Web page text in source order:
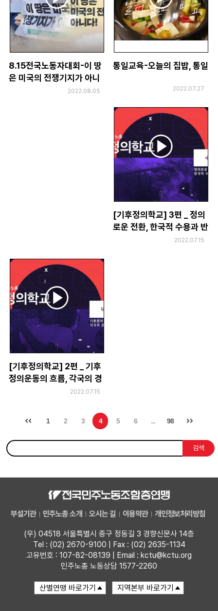
8.15전국노동자대회-이 땅
은 미국의 전쟁기지가 아니
2022.08.05
통일교육-오늘의 집밥, 통일
2022.07.27
[기후정의학교] 3편 _ 정의
로운 전환, 한국적 수용과 반
2022.07.15
[기후정의학교] 2편 _ 기후
정의운동의 흐름, 각국의 경
2022.07.15
1 2 3 4 5 6 ... 98
검색
부설기관 민주노총 소개 오시는 길 이용약관 개인정보처리방침
(우) 04518 서울특별시 중구 정동길 3 경향신문사 14층
Tel : (02) 2670-9100 | Fax : (02) 2635-1134
고유번호 : 107-82-08139 | Email : kctu@kctu.org
민주노총 노동상담 1577-2260